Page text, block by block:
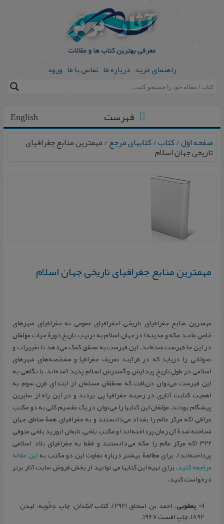
راهنمای خرید درباره ما تماس با ما ورود
English فهرست
صفحه اول/کتاب/کتابهای مرجع/ مهمترین منابع جغرافیای
تاریخی جهان اسلام
مهمترین منابع جغرافیای تاریخی جهان اسلام
مهمترین منابع جغرافیای تاریخی (جغرافیای عمومی نه جغرافیای شهرهای
خاص مانند مکه و مدینه) در جهان اسلام به ترتیب تاریخ دورۀ حیات مؤلفان
در این جا فهرست شده‌اند. این فهرست به محقق کمک می‌دهد تا تغییرات و
تحولاتی را دریابد که در فرآیند تعریف جغرافیا و مشخصه‌های شهرهای
اسلامی در طولِ تاریخِ پیدایش و گسترش اسلام پدید آمده‌اند. با نگاهی به
این فهرست می‌توان دریافت که محققان مسلمان از ابتدای قرن سوم به
اهمیت کتابت آثاری در زمینه جغرافیا پی بردند و در این راه از سایرین
پیشگام بودند. مؤلفان این کتابها را می‌توان در یک تقسیم کلی به دو مکتب
عراقی (که مرکز عالم را بغداد می‌دانستند و به جغرافیای همۀ مناطق جهان
شناخته شدۀ آن زمان پرداخته‌اند) و مکتب بلخی، تابعان ابوزید بلخی متوفی
322 (که مرکز عالم را مکه می‌دانستند و فقط به جغرافیای بلاد اسلامی
پرداخته‌اند). برای مطالعۀ بیشتر درباره تفاوت این دو مکتب بهاین مقاله
مراجعه کنید. برای تهیه این کتابها می توانید از بخش فروش سایت آثار برتر
درخواست کنید.
1- یعقوبی
، احمد بن اسحاق (292)، کتاب البُلدان، چاپ دِخُویه، لیدن
1892، چاپ افست 1967.